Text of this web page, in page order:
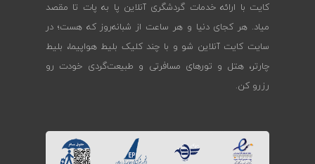
کایت با ارائه خدمات گردشگری آنلاین پا به پات تا مقصد
میاد. هر کجای دنیا و هر ساعت از شبانه‌روز که هست؛ در
سایت کایت آنلاین شو و با چند کلیک بلیط هواپیما، بلیط
چارتر، هتل و تورهای مسافرتی و طبیعت‌گردی خودت رو
رزرو کن.